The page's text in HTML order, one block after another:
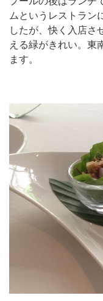
ムというレストラン
したが、快く入店さ
える緑がきれい。東
ます。